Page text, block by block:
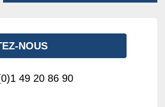
NOUS
49 20 86 90